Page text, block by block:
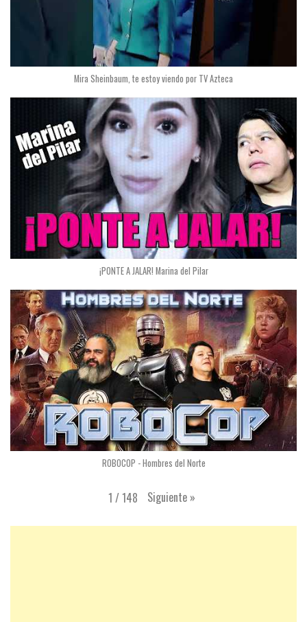
Mira Sheinbaum, te estoy viendo por TV Azteca
¡PONTE A JALAR! Marina del Pilar
ROBOCOP - Hombres del Norte
1 /148 Siguiente »